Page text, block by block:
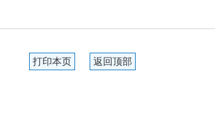
打印本页 返回顶部